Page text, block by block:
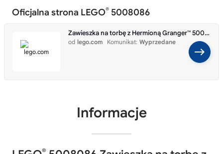
Oficjalna strona LEGO® 5008086
Zawieszka na torbę z Hermioną Granger™ 5008086
od lego.com Komunikat: Wyprzedane
Informacje
®